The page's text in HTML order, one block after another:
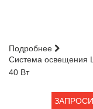
Подробнее
Система освещения
40 Вт